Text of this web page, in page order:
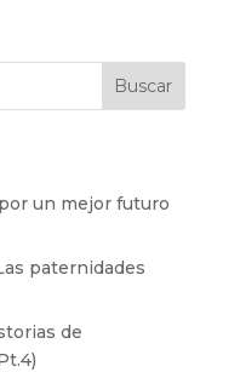
Buscar
un mejor futuro
paternidades
de